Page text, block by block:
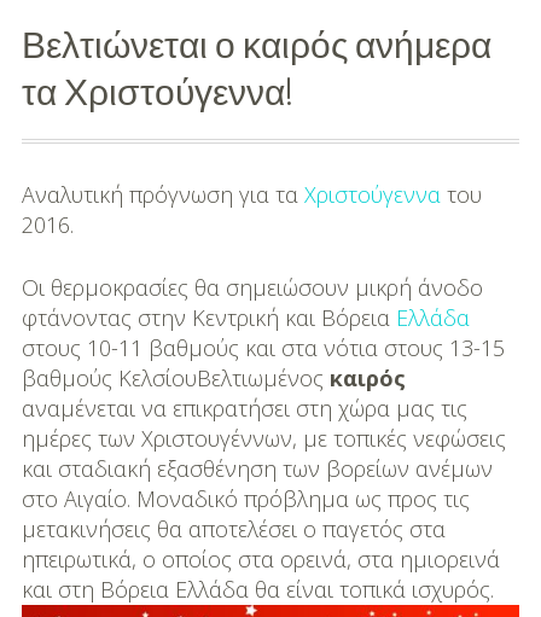
Διασκέδαση
Εκπαίδευση
Βάπτιση
Οργάνωση
Βάπτισης
Διάσημες
Βαπτίσεις
Σπίτι
Παιδικό Δωμάτιο
Deco
DIY
Διατροφή-Συνταγές
Βελτιώνεται ο καιρός ανήμερα
τα Χριστούγεννα!
Αναλυτική πρόγνωση για τα Χριστούγεννατου
2016.
Οι θερμοκρασίες θα σημειώσουν μικρή άνοδο
φτάνοντας στην Κεντρική και Βόρεια Ελλάδα
στους 10-11 βαθμούς και στα νότια στους 13-15
βαθμούς ΚελσίουΒελτιωμένος καιρός
αναμένεται να επικρατήσει στη χώρα μας τις
ημέρες των Χριστουγέννων, με τοπικές νεφώσεις
και σταδιακή εξασθένηση των βορείων ανέμων
στο Αιγαίο. Μοναδικό πρόβλημα ως προς τις
μετακινήσεις θα αποτελέσει ο παγετός στα
ηπειρωτικά, ο οποίος στα ορεινά, στα ημιορεινά
και στη Βόρεια Ελλάδα θα είναι τοπικά ισχυρός.